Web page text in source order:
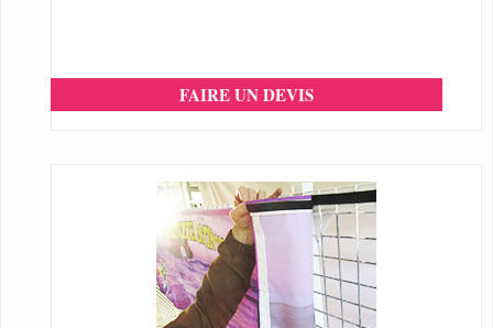
FAIRE UN DEVIS